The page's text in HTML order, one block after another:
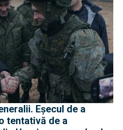
Eșecul de a
tentativă de a